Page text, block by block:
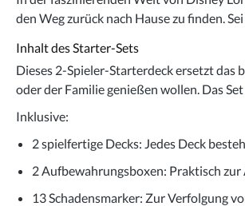
den Weg zurück nach Hause zu finden.
Inhalt des Starter-Sets
Dieses 2-Spieler-Starterdeck ersetzt das
oder der Familie genießen wollen. Das
Inklusive:
2 spielfertige Decks: Jedes Deck
2 Aufbewahrungsboxen: Praktisch
13 Schadensmarker: Zur Verfolgung